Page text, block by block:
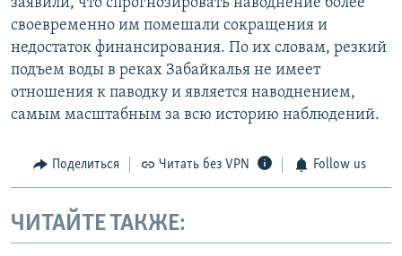
заявили, что спрогнозировать наводнение более
своевременно им помешали сокращения и
недостаток финансирования. По их словам, резкий
подъем воды в реках Забайкалья не имеет
отношения к паводку и является наводнением,
самым масштабным за всю историю наблюдений.
Поделиться Читать без VPN Follow us
ЧИТАЙТЕ ТАКЖЕ: